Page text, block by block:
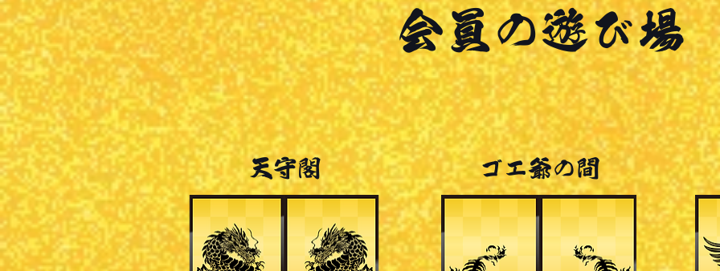
​会員の遊び場
天守閣 ​ゴエ爺の間